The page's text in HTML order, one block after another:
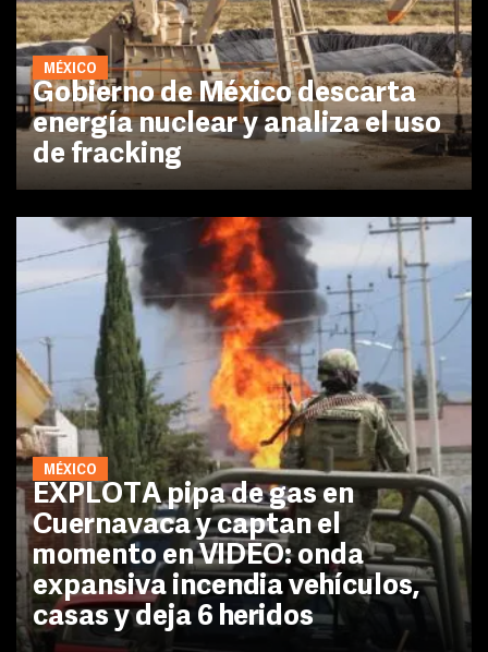
MÉXICO
Gobierno de México descarta
energía nuclear y analiza el uso
de fracking
MÉXICO
EXPLOTA pipa de gas en
Cuernavaca y captan el
momento en VIDEO: onda
expansiva incendia vehículos,
casas y deja 6 heridos